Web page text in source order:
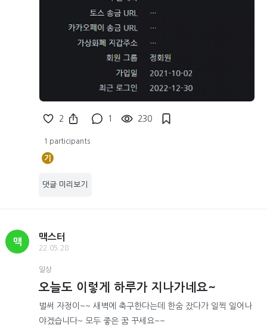
2 1 230
1 participants
기
댓글 미리보기
맥
맥스터
22.05.28
일상
오늘도 이렇게 하루가 지나가네요~
벌써 자정이~~ 새벽에 축구한다는데 한숨 잤다가 일찍 일어나
야겠습니다~ 모두 좋은 꿈 꾸세요~~